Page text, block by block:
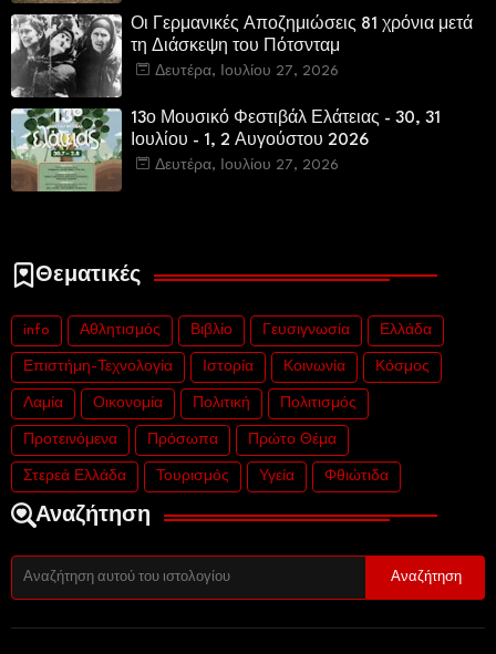
Οι Γερμανικές Αποζημιώσεις 81 χρόνια μετά
τη Διάσκεψη του Πότσνταμ
Δευτέρα, Ιουλίου 27, 2026
13ο Μουσικό Φεστιβάλ Ελάτειας - 30, 31
Ιουλίου - 1, 2 Αυγούστου 2026
Δευτέρα, Ιουλίου 27, 2026
Θεματικές
info Αθλητισμός Βιβλίο Γευσιγνωσία Ελλάδα
Επιστήμη-Τεχνολογία Ιστορία Κοινωνία Κόσμος
Λαμία Οικονομία Πολιτική Πολιτισμός
Προτεινόμενα Πρόσωπα Πρώτο Θέμα
Στερεά Ελλάδα Τουρισμός Υγεία Φθιώτιδα
Αναζήτηση